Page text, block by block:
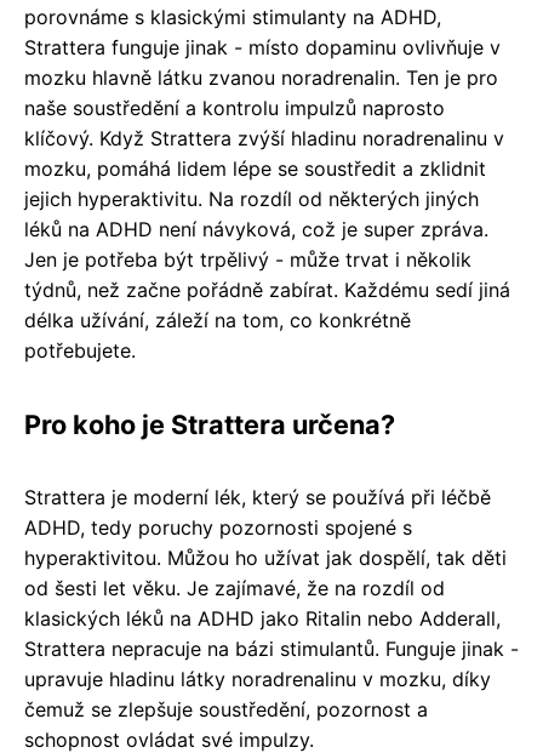
porovnáme s klasickými stimulanty na ADHD,
Strattera funguje jinak - místo dopaminu ovlivňuje v
mozku hlavně látku zvanou noradrenalin. Ten je pro
naše soustředění a kontrolu impulzů naprosto
klíčový. Když Strattera zvýší hladinu noradrenalinu v
mozku, pomáhá lidem lépe se soustředit a zklidnit
jejich hyperaktivitu. Na rozdíl od některých jiných
léků na ADHD není návyková, což je super zpráva.
Jen je potřeba být trpělivý - může trvat i několik
týdnů, než začne pořádně zabírat. Každému sedí jiná
délka užívání, záleží na tom, co konkrétně
potřebujete.
Pro koho je Strattera určena?
Strattera je moderní lék, který se používá při léčbě
ADHD, tedy poruchy pozornosti spojené s
hyperaktivitou. Můžou ho užívat jak dospělí, tak děti
od šesti let věku. Je zajímavé, že na rozdíl od
klasických léků na ADHD jako Ritalin nebo Adderall,
Strattera nepracuje na bázi stimulantů. Funguje jinak -
upravuje hladinu látky noradrenalinu v mozku, díky
čemuž se zlepšuje soustředění, pozornost a
schopnost ovládat své impulzy.